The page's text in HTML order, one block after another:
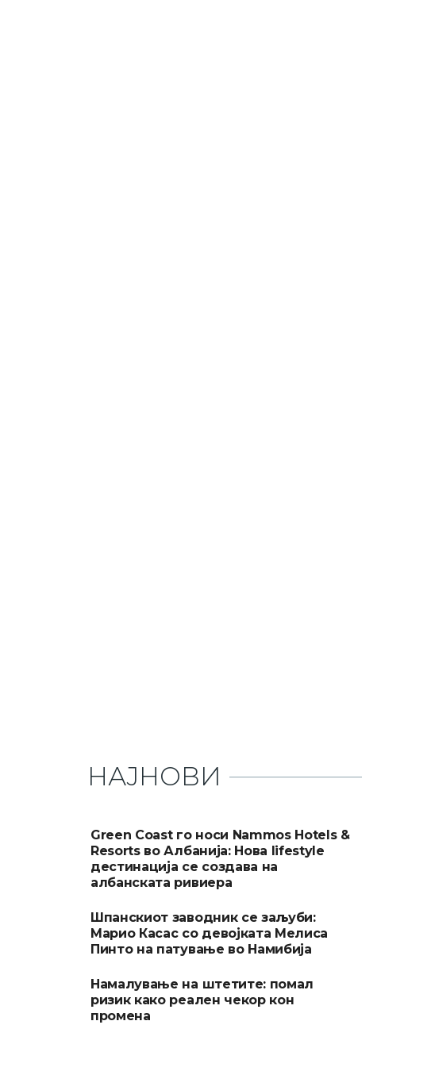
НАЈНОВИ
Green Coast го носи Nammos Hotels &
Resorts во Албанија: Нова lifestyle
дестинација се создава на
албанската ривиера
Шпанскиот заводник се заљуби:
Марио Касас со девојката Мелиса
Пинто на патување во Намибија
Намалување на штетите: помал
ризик како реален чекор кон
промена